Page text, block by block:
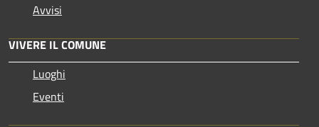
Avvisi
VIVERE IL COMUNE
Luoghi
Eventi